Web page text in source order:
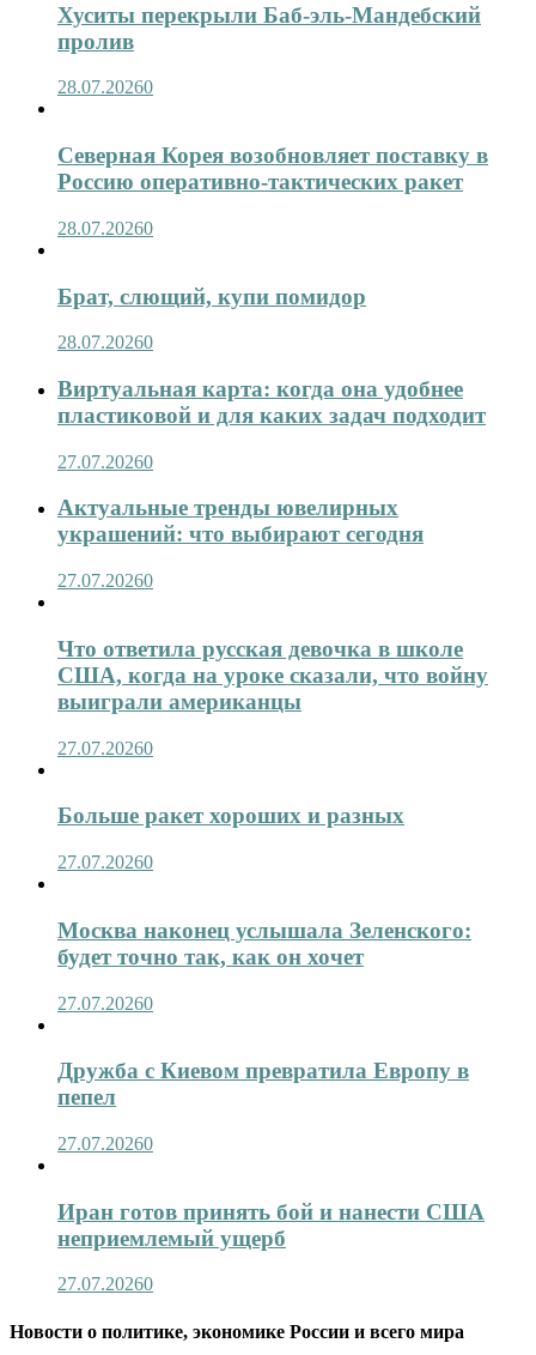
Хуситы перекрыли Баб-эль-Мандебский
пролив
28.07.20260
Северная Корея возобновляет поставку в
Россию оперативно-тактических ракет
28.07.20260
Брат, слющий, купи помидор
28.07.20260
Виртуальная карта: когда она удобнее
пластиковой и для каких задач подходит
27.07.20260
Актуальные тренды ювелирных
украшений: что выбирают сегодня
27.07.20260
Что ответила русская девочка в школе
США, когда на уроке сказали, что войну
выиграли американцы
27.07.20260
Больше ракет хороших и разных
27.07.20260
Москва наконец услышала Зеленского:
будет точно так, как он хочет
27.07.20260
Дружба с Киевом превратила Европу в
пепел
27.07.20260
Иран готов принять бой и нанести США
неприемлемый ущерб
27.07.20260
Новости о политике, экономике России и всего мира